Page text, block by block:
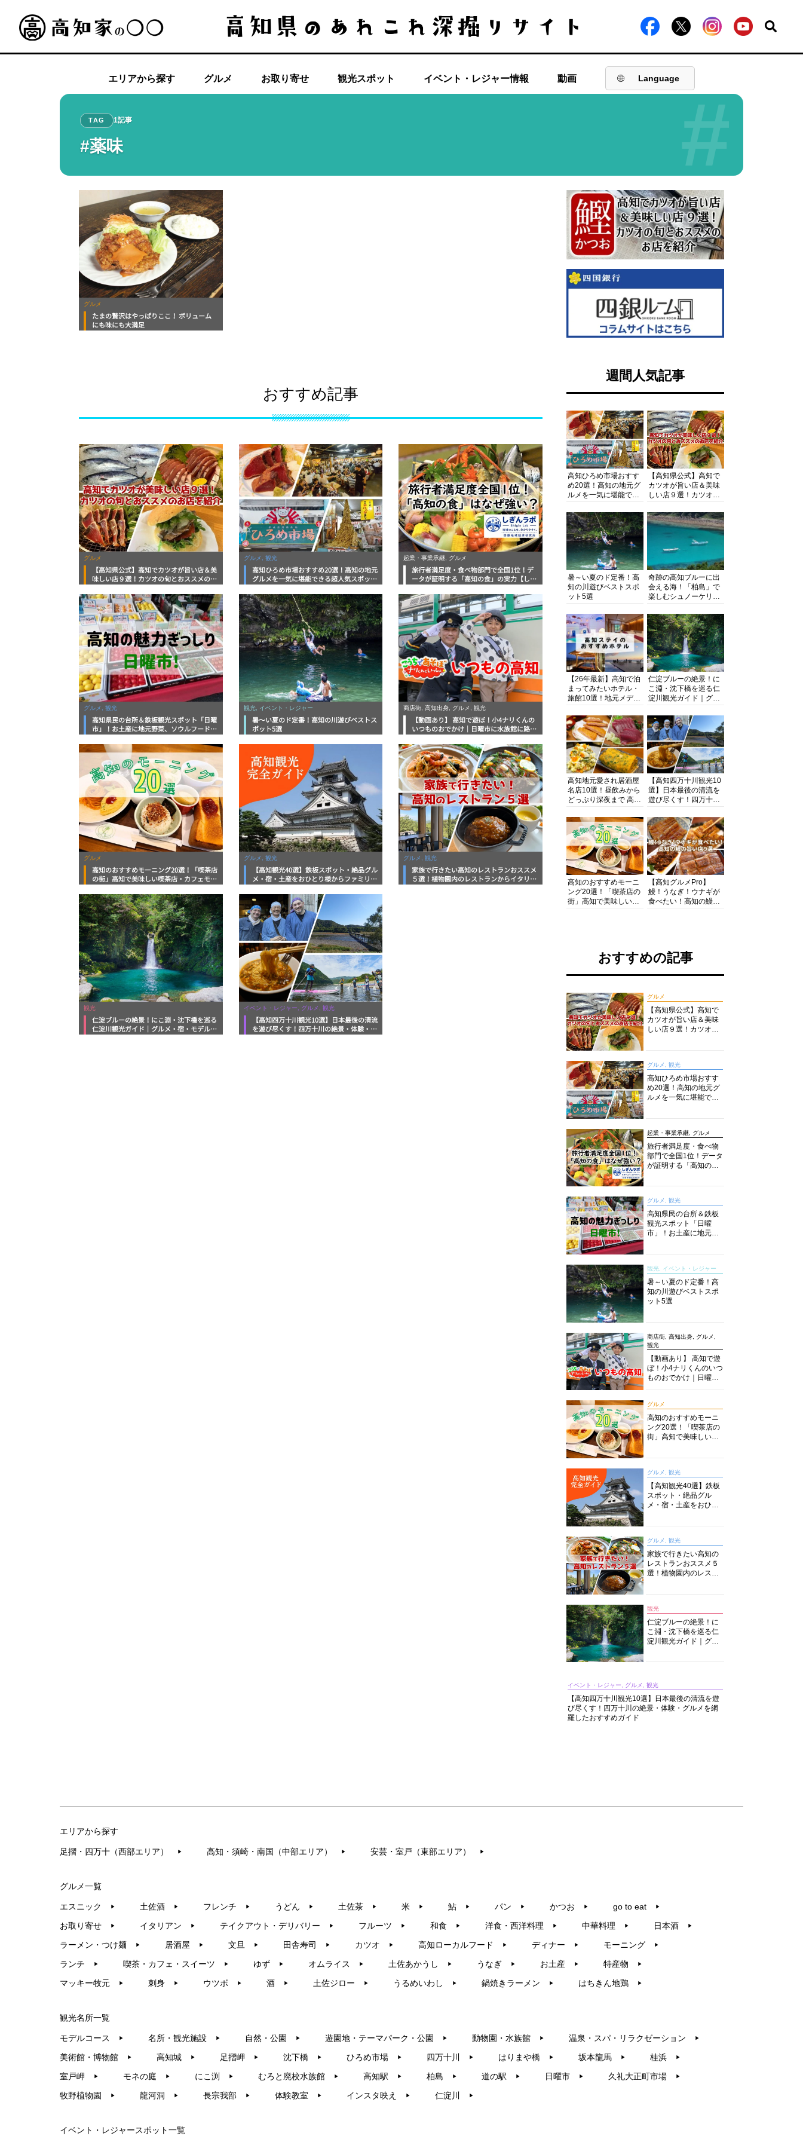
エリアから探す グルメ お取り寄せ 観光スポット イベント・レジャー情報 動画 Language
#
TAG 1記事
#薬味
グルメ
たまの贅沢はやっぱりここ！ ボリューム
にも味にも大満足
おすすめ記事
グルメ
【高知県公式】高知でカツオが旨い店＆美
味しい店９選！カツオの旬とおススメのお
グルメ, 観光
高知ひろめ市場おすすめ20選！高知の地元
グルメを一気に堪能できる超人気スポット
起業・事業承継, グルメ
旅行者満足度・食べ物部門で全国1位！デ
ータが証明する「高知の食」の実力【しぎ
グルメ, 観光
高知県民の台所＆鉄板観光スポット「日曜
市」！お土産に地元野菜、ソウルフードま
底解説！
観光, イベント・レジャー
暑～い夏のド定番！高知の川遊びベストス
ポット5選
商店街, 高知出身, グルメ, 観光
【動画あり】 高知で遊ぼ！小4ナリくんの
いつものおでかけ｜日曜市に水族館に路面
グルメ
高知のおすすめモーニング20選！「喫茶店
の街」高知で美味しい喫茶店・カフェモー
グルメ, 観光
【高知観光40選】鉄板スポット・絶品グル
メ・宿・土産をおひとり様からファミリー
グルメ, 観光
家族で行きたい高知のレストランおススメ
５選！植物園内のレストランからイタリア
観光
仁淀ブルーの絶景！にこ淵・沈下橋を巡る
仁淀川観光ガイド｜グルメ・宿・モデルコ
イベント・レジャー, グルメ, 観光
【高知四万十川観光10選】日本最後の清流
を遊び尽くす！四万十川の絶景・体験・グ
週間人気記事
高知ひろめ市場おすす
め20選！高知の地元グ
ルメを一気に堪能でき
底解剖
【高知県公式】高知で
カツオが旨い店＆美味
しい店９選！カツオの
紹介
暑～い夏のド定番！高
知の川遊びベストスポ
ット5選
奇跡の高知ブルーに出
会える海！「柏島」で
楽しむシュノーケリン
浴にキャンプまで透明
度抜群の海の楽園を徹
底紹介
【26年最新】高知で泊
まってみたいホテル・
旅館10選！地元メディ
厳選
仁淀ブルーの絶景！に
こ淵・沈下橋を巡る仁
淀川観光ガイド｜グル
まで完全網羅！
高知地元愛され居酒屋
名店10選！昼飲みから
どっぷり深夜まで 高知
知グルメPro】
【高知四万十川観光10
選】日本最後の清流を
遊び尽くす！四万十川
を網羅したおすすめガ
イド
高知のおすすめモーニ
ング20選！「喫茶店の
街」高知で美味しい喫
【高知グルメPro】
鰻！うなぎ！ウナギが
食べたい！高知の鰻の
おすすめの記事
グルメ
【高知県公式】高知で
カツオが旨い店＆美味
しい店９選！カツオの
グルメ, 観光
高知ひろめ市場おすす
め20選！高知の地元グ
ルメを一気に堪能でき
起業・事業承継, グルメ
旅行者満足度・食べ物
部門で全国1位！データ
が証明する「高知の
グルメ, 観光
高知県民の台所＆鉄板
観光スポット「日曜
市」！お土産に地元野
説！
観光, イベント・レジャー
暑～い夏のド定番！高
知の川遊びベストスポ
ット5選
商店街, 高知出身, グルメ,
観光
【動画あり】 高知で遊
ぼ！小4ナリくんのいつ
ものおでかけ｜日曜市
グルメ
高知のおすすめモーニ
ング20選！「喫茶店の
街」高知で美味しい喫
グルメ, 観光
【高知観光40選】鉄板
スポット・絶品グル
メ・宿・土産をおひと
グルメ, 観光
家族で行きたい高知の
レストランおススメ５
選！植物園内のレスト
観光
仁淀ブルーの絶景！に
こ淵・沈下橋を巡る仁
淀川観光ガイド｜グル
イベント・レジャー, グルメ, 観光
【高知四万十川観光10選】日本最後の清流を遊
び尽くす！四万十川の絶景・体験・グルメを網
羅したおすすめガイド
エリアから探す
足摺・四万十（西部エリア） ▶︎ 高知・須崎・南国（中部エリア） ▶︎ 安芸・室戸（東部エリア） ▶︎
グルメ一覧
エスニック ▶︎ 土佐酒 ▶︎ フレンチ ▶︎ うどん ▶︎ 土佐茶 ▶︎ 米 ▶︎ 鮎 ▶︎ パン ▶︎ かつお ▶︎ go to eat ▶︎
お取り寄せ ▶︎ イタリアン ▶︎ テイクアウト・デリバリー ▶︎ フルーツ ▶︎ 和食 ▶︎ 洋食・西洋料理 ▶︎ 中華料理 ▶︎ 日本酒 ▶︎
ラーメン・つけ麺 ▶︎ 居酒屋 ▶︎ 文旦 ▶︎ 田舎寿司 ▶︎ カツオ ▶︎ 高知ローカルフード ▶︎ ディナー ▶︎ モーニング ▶︎
ランチ ▶︎ 喫茶・カフェ・スイーツ ▶︎ ゆず ▶︎ オムライス ▶︎ 土佐あかうし ▶︎ うなぎ ▶︎ お土産 ▶︎ 特産物 ▶︎
マッキー牧元 ▶︎ 刺身 ▶︎ ウツボ ▶︎ 酒 ▶︎ 土佐ジロー ▶︎ うるめいわし ▶︎ 鍋焼きラーメン ▶︎ はちきん地鶏 ▶︎
観光名所一覧
モデルコース ▶︎ 名所・観光施設 ▶︎ 自然・公園 ▶︎ 遊園地・テーマパーク・公園 ▶︎ 動物園・水族館 ▶︎ 温泉・スパ・リラクゼーション ▶︎
美術館・博物館 ▶︎ 高知城 ▶︎ 足摺岬 ▶︎ 沈下橋 ▶︎ ひろめ市場 ▶︎ 四万十川 ▶︎ はりまや橋 ▶︎ 坂本龍馬 ▶︎ 桂浜 ▶︎
室戸岬 ▶︎ モネの庭 ▶︎ にこ渕 ▶︎ むろと廃校水族館 ▶︎ 高知駅 ▶︎ 柏島 ▶︎ 道の駅 ▶︎ 日曜市 ▶︎ 久礼大正町市場 ▶︎
牧野植物園 ▶︎ 龍河洞 ▶︎ 長宗我部 ▶︎ 体験教室 ▶︎ インスタ映え ▶︎ 仁淀川 ▶︎
イベント・レジャースポット一覧